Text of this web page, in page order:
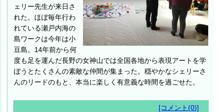
ェリー先生が来日さ
れた。ほぼ毎年行わ
れている瀬戸内海の
島ワークは今年は小
豆島。14年前から何
度も足を運んだ長野の女神山では全国各地から表現アートを学
ぼうとたくさんの素敵な仲間が集まった。穏やかなシェリーさ
んのリードのもと、本当に楽しく有意義な時間を過ごせた。
[コメント(0)]